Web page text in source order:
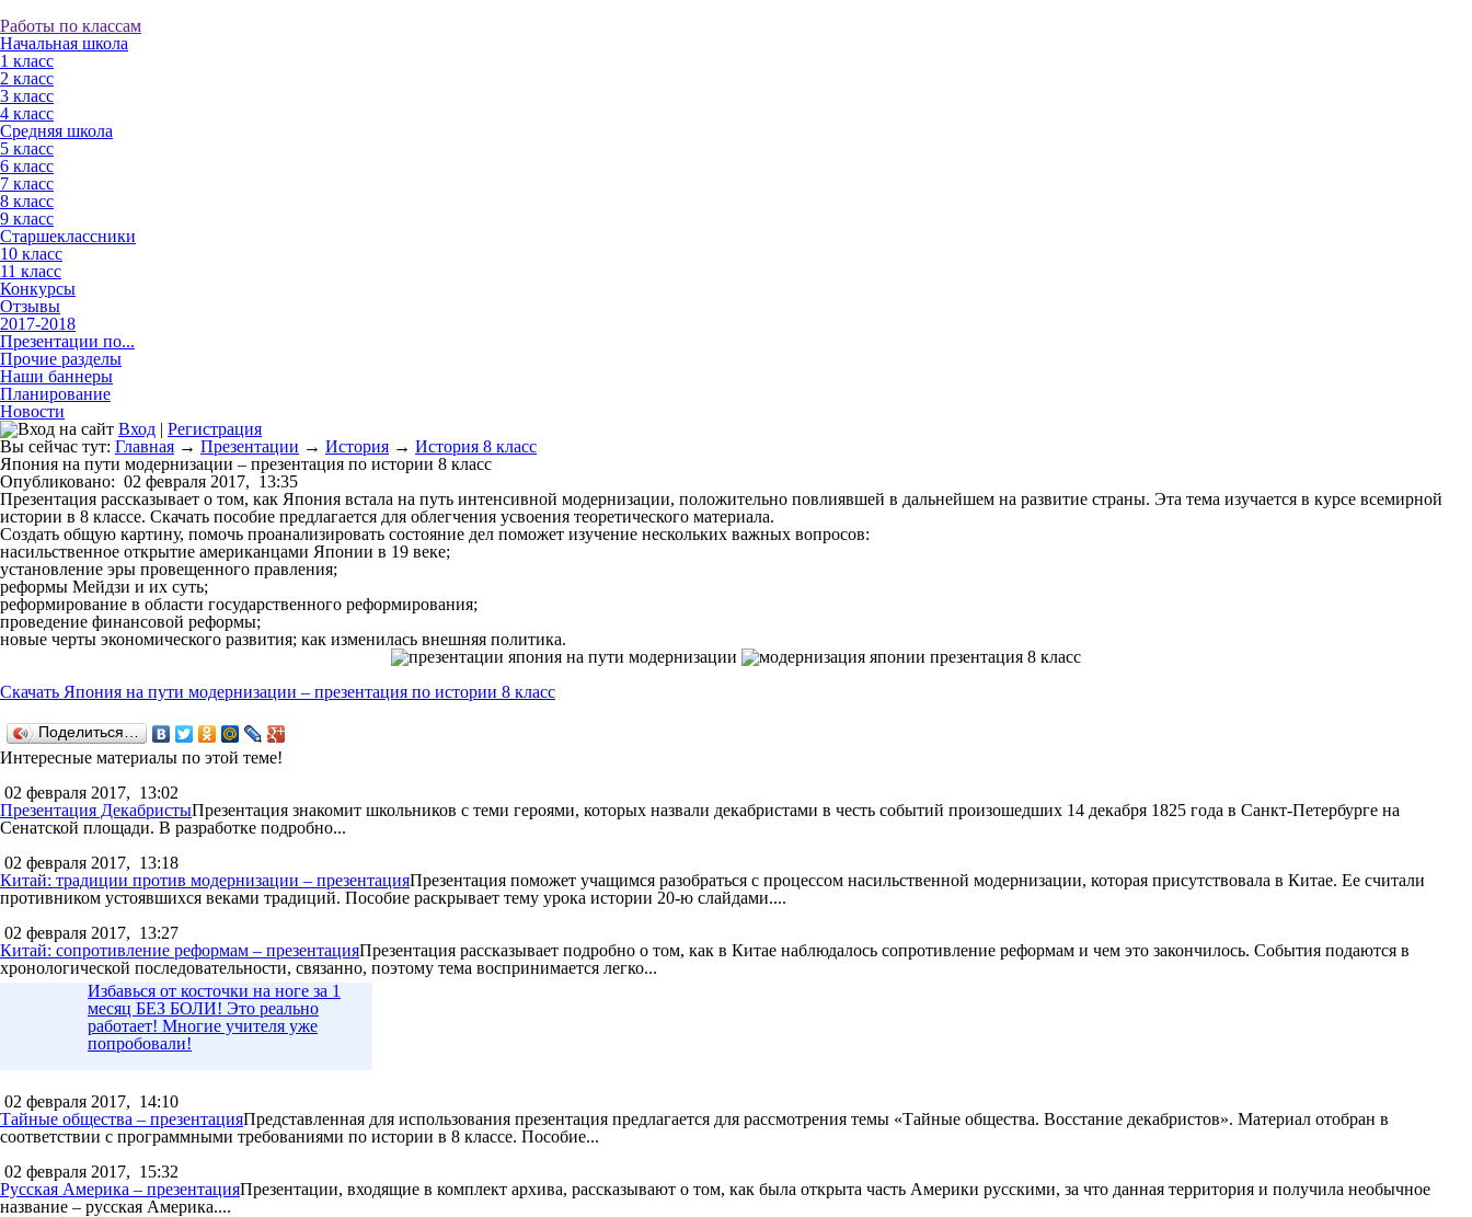
Работы по классам
Начальная школа
1 класс
2 класс
3 класс
4 класс
Средняя школа
5 класс
6 класс
7 класс
8 класс
9 класс
Старшеклассники
10 класс
11 класс
Конкурсы
Отзывы
2017-2018
Презентации по...
Прочие разделы
Наши баннеры
Планирование
Новости
Вход | Регистрация
Вы сейчас тут: Главная → Презентации → История → История 8 класс
Япония на пути модернизации – презентация по истории 8 класс
Опубликовано: 02 февраля 2017, 13:35
Презентация рассказывает о том, как Япония встала на путь интенсивной модернизации, положительно повлиявшей в дальнейшем на развитие страны. Эта тема изучается в курсе всемирной
истории в 8 классе. Скачать пособие предлагается для облегчения усвоения теоретического материала.
Создать общую картину, помочь проанализировать состояние дел поможет изучение нескольких важных вопросов:
насильственное открытие американцами Японии в 19 веке;
установление эры провещенного правления;
реформы Мейдзи и их суть;
реформирование в области государственного реформирования;
проведение финансовой реформы;
новые черты экономического развития; как изменилась внешняя политика.
Скачать Япония на пути модернизации – презентация по истории 8 класс
Поделиться…
Интересные материалы по этой теме!
02 февраля 2017, 13:02
Презентация ДекабристыПрезентация знакомит школьников с теми героями, которых назвали декабристами в честь событий произошедших 14 декабря 1825 года в Санкт-Петербурге на
Сенатской площади. В разработке подробно...
02 февраля 2017, 13:18
Китай: традиции против модернизации – презентацияПрезентация поможет учащимся разобраться с процессом насильственной модернизации, которая присутствовала в Китае. Ее считали
противником устоявшихся веками традиций. Пособие раскрывает тему урока истории 20-ю слайдами....
02 февраля 2017, 13:27
Китай: сопротивление реформам – презентацияПрезентация рассказывает подробно о том, как в Китае наблюдалось сопротивление реформам и чем это закончилось. События подаются в
хронологической последовательности, связанно, поэтому тема воспринимается легко...
Избавься от косточки на ноге за 1
месяц БЕЗ БОЛИ! Это реально
работает! Многие учителя уже
попробовали!
02 февраля 2017, 14:10
Тайные общества – презентацияПредставленная для использования презентация предлагается для рассмотрения темы «Тайные общества. Восстание декабристов». Материал отобран в
соответствии с программными требованиями по истории в 8 классе. Пособие...
02 февраля 2017, 15:32
Русская Америка – презентацияПрезентации, входящие в комплект архива, рассказывают о том, как была открыта часть Америки русскими, за что данная территория и получила необычное
название – русская Америка....